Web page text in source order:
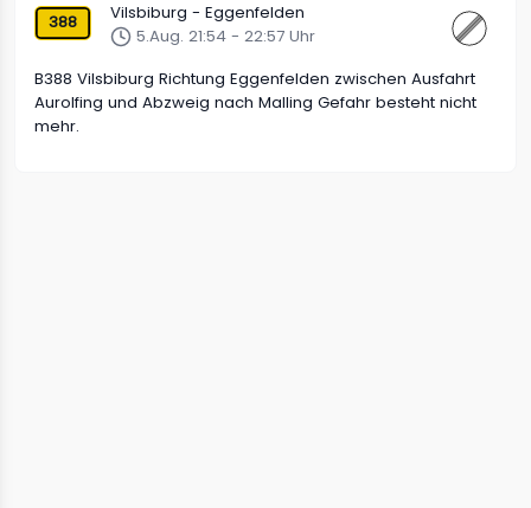
388
Vilsbiburg - Eggenfelden
5.Aug. 21:54 - 22:57 Uhr
B388 Vilsbiburg Richtung Eggenfelden zwischen Ausfahrt
Aurolfing und Abzweig nach Malling Gefahr besteht nicht
mehr.